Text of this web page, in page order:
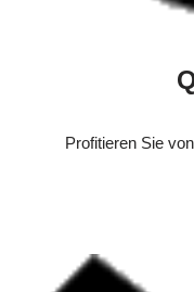
Profitieren Sie